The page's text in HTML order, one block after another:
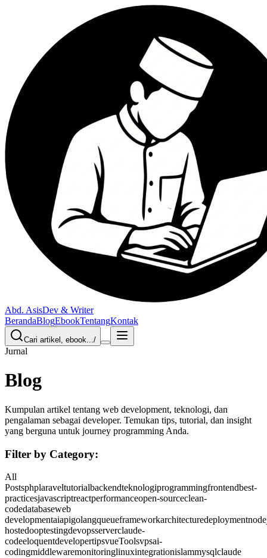
Abd. AsisDev & Writer
BerandaBlogEbookTentangKontak
Cari artikel, ebook.../
Jurnal
Blog
Kumpulan artikel tentang web development, teknologi, dan
pengalaman sebagai developer. Temukan tips, tutorial, dan insight
yang berguna untuk journey programming Anda.
Filter by Category:
All
Postsphplaraveltutorialbackendteknologiprogrammingfrontendbest-
practicesjavascriptreactperformanceopen-sourceclean-
codedatabaseweb
developmentaiapigolangqueueframeworkarchitecturedeployment
hostedooptestingdevopsserverclaude-
codeeloquentdevelopertipsvueToolsvpsai-
codingmiddlewaremonitoringlinuxintegrationislammysqlclaude